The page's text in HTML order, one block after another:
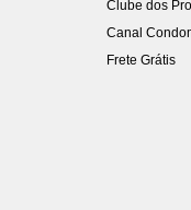
Clube dos
Canal
Frete Grátis